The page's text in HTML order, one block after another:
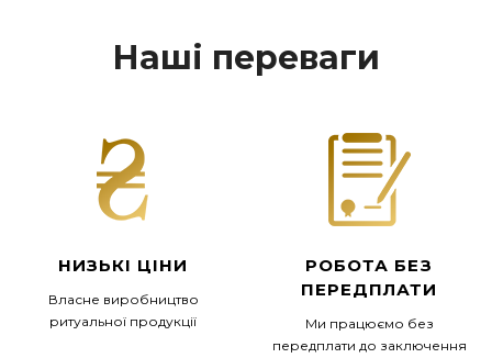
Наші переваги
НИЗЬКІ ЦІНИ
Власне виробництво
ритуальної продукції
РОБОТА БЕЗ
ПЕРЕДПЛАТИ
Ми працюємо без
передплати до заключення